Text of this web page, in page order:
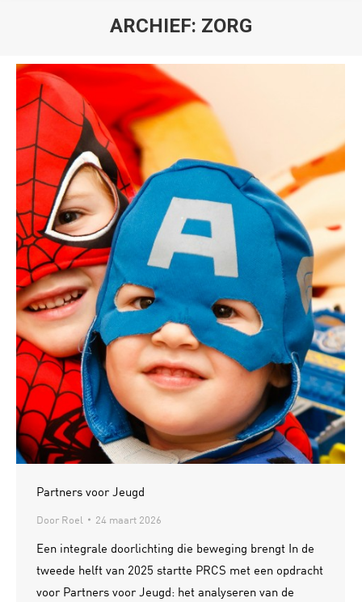
ARCHIEF: ZORG
Partners voor Jeugd
Door Roel 24 maart 2026
Een integrale doorlichting die beweging brengt In de
tweede helft van 2025 startte PRCS met een opdracht
voor Partners voor Jeugd: het analyseren van de